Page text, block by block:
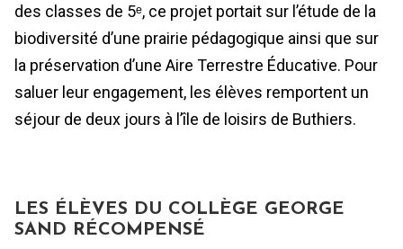
des classes de 5ᵉ, ce projet portait sur l’étude de la
biodiversité d’une prairie pédagogique ainsi que sur
la préservation d’une Aire Terrestre Éducative. Pour
saluer leur engagement, les élèves remportent un
séjour de deux jours à l’île de loisirs de Buthiers.
LES ÉLÈVES DU COLLÈGE GEORGE
SAND RÉCOMPENSÉ